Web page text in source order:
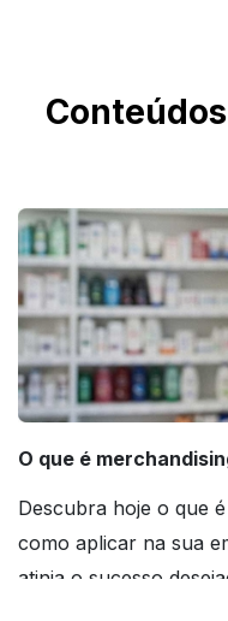
O que é
Descubra hoje o que
como aplicar na sua
atinja o sucesso